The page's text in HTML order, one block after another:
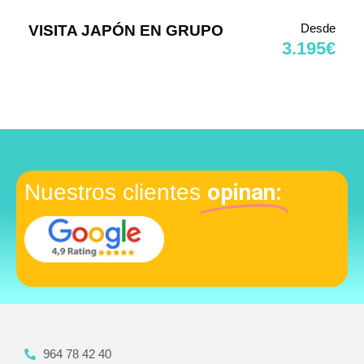
VISITA JAPÓN EN GRUPO Desde
3.195€
Nuestros clientes opinan:
964 78 42 40